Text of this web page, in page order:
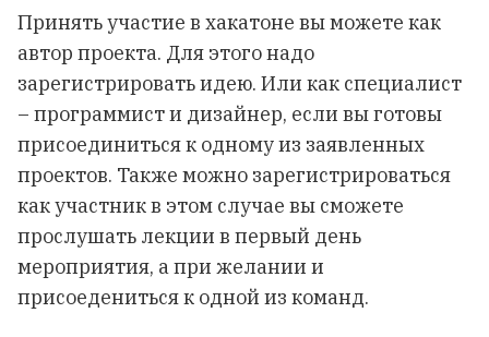
Принять участие в хакатоне вы можете как
автор проекта. Для этого надо
зарегистрировать идею. Или как специалист
– программист и дизайнер, если вы готовы
присоединиться к одному из заявленных
проектов. Также можно зарегистрироваться
как участник в этом случае вы сможете
прослушать лекции в первый день
мероприятия, а при желании и
присоедениться к одной из команд.